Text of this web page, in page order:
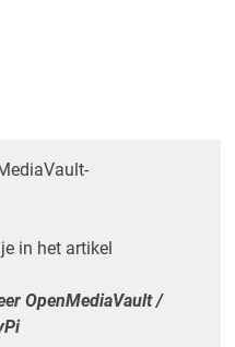
in het artikel
OpenMediaVault /